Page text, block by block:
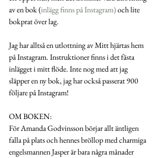
av en bok (inlägg finns på Instagram) och lite
bokprat över lag.
Jag har alltså en utlottning av Mitt hjärtas hem
på Instagram. Instruktioner finns i det fästa
inlägget i mitt flöde. Inte nog med att jag
släpper en ny bok, jag har också passerat 900
följare på Instagram!
OM BOKEN:
För Amanda Godvinsson börjar allt äntligen
falla på plats och hennes bröllop med charmiga
engelsmannen Jasper är bara några månader